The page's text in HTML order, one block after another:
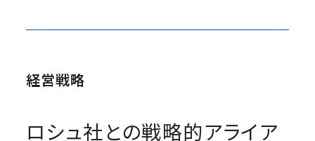
経営戦略
ロシュ社との戦略的アライア